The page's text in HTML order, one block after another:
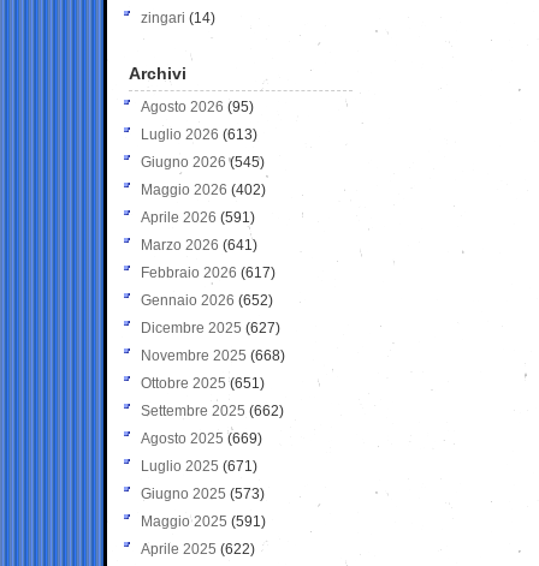
zingari (14)
Archivi
Agosto 2026 (95)
Luglio 2026 (613)
Giugno 2026 (545)
Maggio 2026 (402)
Aprile 2026 (591)
Marzo 2026 (641)
Febbraio 2026 (617)
Gennaio 2026 (652)
Dicembre 2025 (627)
Novembre 2025 (668)
Ottobre 2025 (651)
Settembre 2025 (662)
Agosto 2025 (669)
Luglio 2025 (671)
Giugno 2025 (573)
Maggio 2025 (591)
Aprile 2025 (622)